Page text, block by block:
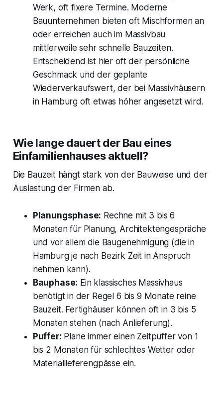
Werk, oft fixere Termine. Moderne
Bauunternehmen bieten oft Mischformen an
oder erreichen auch im Massivbau
mittlerweile sehr schnelle Bauzeiten.
Entscheidend ist hier oft der persönliche
Geschmack und der geplante
Wiederverkaufswert, der bei Massivhäusern
in Hamburg oft etwas höher angesetzt wird.
Wie lange dauert der Bau eines
Einfamilienhauses aktuell?
Die Bauzeit hängt stark von der Bauweise und der
Auslastung der Firmen ab.
Planungsphase: Rechne mit 3 bis 6
Monaten für Planung, Architektengespräche
und vor allem die Baugenehmigung (die in
Hamburg je nach Bezirk Zeit in Anspruch
nehmen kann).
Bauphase: Ein klassisches Massivhaus
benötigt in der Regel 6 bis 9 Monate reine
Bauzeit. Fertighäuser können oft in 3 bis 5
Monaten stehen (nach Anlieferung).
Puffer: Plane immer einen Zeitpuffer von 1
bis 2 Monaten für schlechtes Wetter oder
Materiallieferengpässe ein.